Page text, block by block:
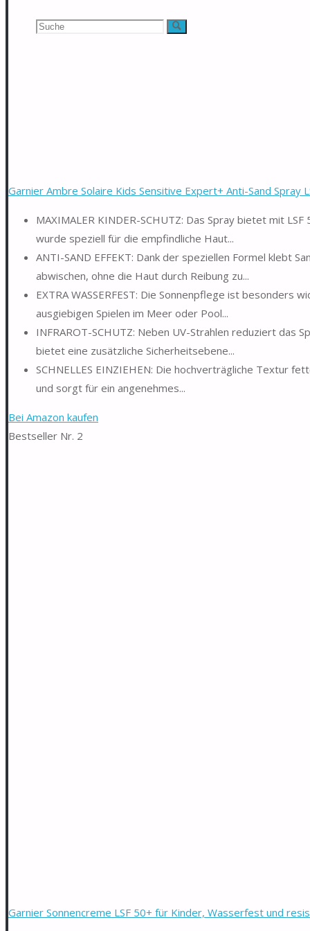
Suchen Suche
Garnier Ambre Solaire Kids Sensitive Expert+ Anti-Sand Spray
MAXIMALER KINDER-SCHUTZ: Das Spray bietet mit
wurde speziell für die empfindliche Haut...
ANTI-SAND EFFEKT: Dank der speziellen Formel klebt
abwischen, ohne die Haut durch Reibung zu...
EXTRA WASSERFEST: Die Sonnenpflege ist besonders
ausgiebigen Spielen im Meer oder Pool...
INFRAROT-SCHUTZ: Neben UV-Strahlen reduziert das
bietet eine zusätzliche Sicherheitsebene...
SCHNELLES EINZIEHEN: Die hochverträgliche Textur
und sorgt für ein angenehmes...
Bei Amazon kaufen
Bestseller Nr. 2
Garnier Sonnencreme LSF 50+ für Kinder, Wasserfest und